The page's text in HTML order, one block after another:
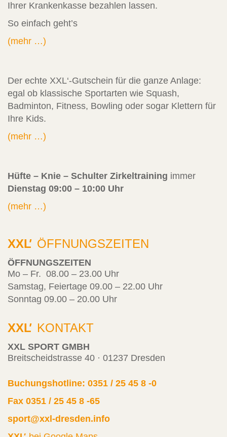
Ihrer Krankenkasse bezahlen lassen.
So einfach geht’s
(mehr …)
Der echte XXL‘-Gutschein für die ganze Anlage:
egal ob klassische Sportarten wie Squash,
Badminton, Fitness, Bowling oder sogar Klettern für
Ihre Kids.
(mehr …)
Hüfte – Knie – Schulter Zirkeltraining immer
Dienstag 09:00 – 10:00 Uhr
(mehr …)
XXL
' ÖFFNUNGSZEITEN
ÖFFNUNGSZEITEN
Mo – Fr. 08.00 – 23.00 Uhr
Samstag, Feiertage 09.00 – 22.00 Uhr
Sonntag 09.00 – 20.00 Uhr
XXL
' KONTAKT
XXL SPORT GMBH
Breitscheidstrasse 40 · 01237 Dresden
Buchungshotline: 0351 / 25 45 8 -0
Fax 0351 / 25 45 8 -65
sport@xxl-dresden.info